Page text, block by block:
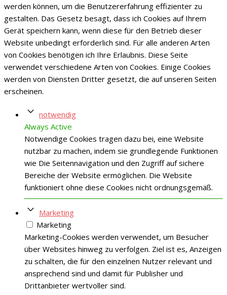
werden können, um die Benutzererfahrung effizienter zu
gestalten. Das Gesetz besagt, dass ich Cookies auf Ihrem
Gerät speichern kann, wenn diese für den Betrieb dieser
Website unbedingt erforderlich sind. Für alle anderen Arten
von Cookies benötigen ich Ihre Erlaubnis. Diese Seite
verwendet verschiedene Arten von Cookies. Einige Cookies
werden von Diensten Dritter gesetzt, die auf unseren Seiten
erscheinen.
notwendig
Always Active
Notwendige Cookies tragen dazu bei, eine Website
nutzbar zu machen, indem sie grundlegende Funktionen
wie Die Seitennavigation und den Zugriff auf sichere
Bereiche der Website ermöglichen. Die Website
funktioniert ohne diese Cookies nicht ordnungsgemäß.
Marketing
Marketing
Marketing-Cookies werden verwendet, um Besucher
über Websites hinweg zu verfolgen. Ziel ist es, Anzeigen
zu schalten, die für den einzelnen Nutzer relevant und
ansprechend sind und damit für Publisher und
Drittanbieter wertvoller sind.